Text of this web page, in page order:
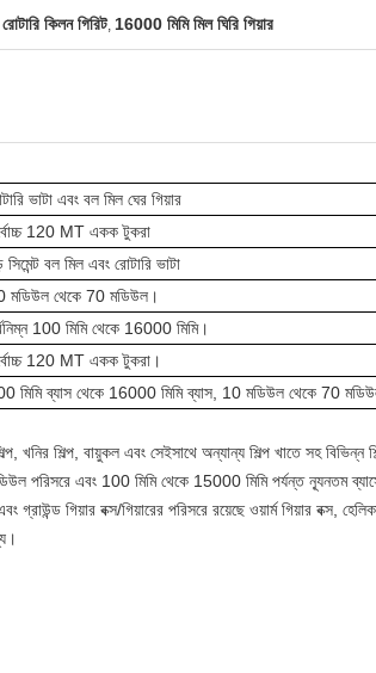
রোটারি কিলন গিরিট, 16000 মিমি মিল ঘিরি গিয়ার
ভাটা এবং বল মিল ঘের গিয়ার
120 MT একক টুকরা
সিমেন্ট বল মিল এবং রোটারি ভাটা
মডিউল থেকে 70 মডিউল।
100 মিমি থেকে 16000 মিমি।
120 MT একক টুকরা।
মিমি ব্যাস থেকে 16000 মিমি ব্যাস, 10 মডিউল থেকে 70
খনির শিল্প, বায়ুকল এবং সেইসাথে অন্যান্য শিল্প খাতে সহ
পরিসরে এবং 100 মিমি থেকে 15000 মিমি পর্যন্ত ন্যূনতম
গিয়ার বক্স/গিয়ারের পরিসরে রয়েছে ওয়ার্ম গিয়ার বক্স,